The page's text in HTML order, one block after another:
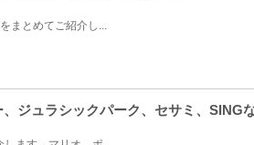
まとめてご紹介し...
ジュラシックパーク、セサミ、SING